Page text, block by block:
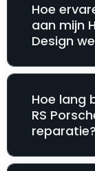
Hoe
aan mijn
Design
Hoe lang
RS
reparatie?